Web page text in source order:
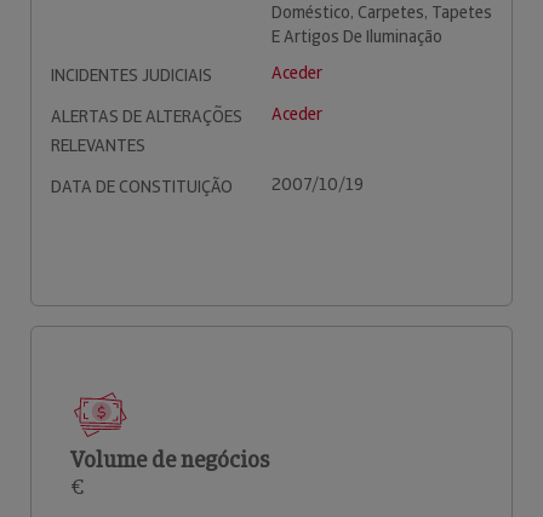
Doméstico, Carpetes, Tapetes
E Artigos De Iluminação
INCIDENTES JUDICIAIS
Aceder
ALERTAS DE ALTERAÇÕES
RELEVANTES
Aceder
DATA DE CONSTITUIÇÃO 2007/10/19
Volume de negócios
€